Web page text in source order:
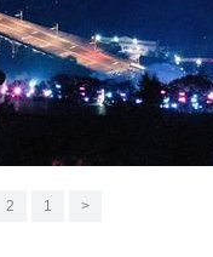
<
1
2